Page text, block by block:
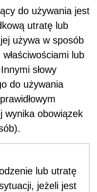
do używania jest
utratę lub
używa w sposób
lub
słowy
do używania
wynika obowiązek
lub utratę
jeżeli jest